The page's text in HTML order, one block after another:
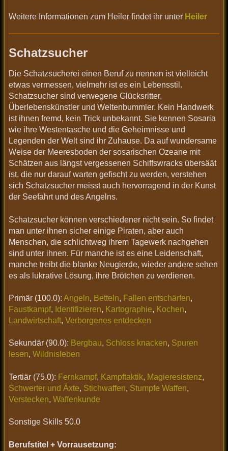
Weitere Informationen zum Heiler findet ihr unter Heiler
Schatzsucher
Die Schatzsucherei einen Beruf zu nennen ist vielleicht
etwas vermessen, vielmehr ist es ein Lebensstil.
Schatzsucher sind verwegene Glücksritter,
Überlebenskünstler und Weltenbummler. Kein Handwerk
ist ihnen fremd, kein Trick unbekannt. Sie kennen Sosaria
wie ihre Westentasche und die Geheimnisse und
Legenden der Welt sind ihr Zuhause. Da auf wundersame
Weise der Meeresboden der sosarischen Ozeane mit
Schätzen aus längst vergessenen Schiffswracks übersäät
ist, die nur darauf warten gefischt zu werden, verstehen
sich Schatzsucher meisst auch hervorragend in der Kunst
der Seefahrt und des Angelns.
Schatzsucher können verschiedener nicht sein. So findet
man unter ihnen sicher einige Piraten, aber auch
Menschen, die schlichtweg ihrem Tagewerk nachgehen
sind unter ihnen. Für manche ist es eine Leidenschaft,
manche treibt die blanke Neugierde, wieder andere sehen
es als lukrative Lösung, ihre Brötchen zu verdienen.
Primär (100.0): Angeln, Betteln, Fallen entschärfen,
Faustkampf, Identifizieren, Kartographie, Kochen,
Landwirtschaft, Verborgenes entdecken
Sekundär (90.0): Bergbau, Schloss knacken, Spuren
lesen, Wildnisleben
Tertiär (75.0): Fernkampf, Kampftaktik, Magieresistenz,
Schwerter und Äxte, Stichwaffen, Stumpfe Waffen,
Verstecken, Waffenkunde
Sonstige Skills 50.0
Berufstitel + Vorrausetzung: